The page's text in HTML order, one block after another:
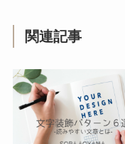
関連記事